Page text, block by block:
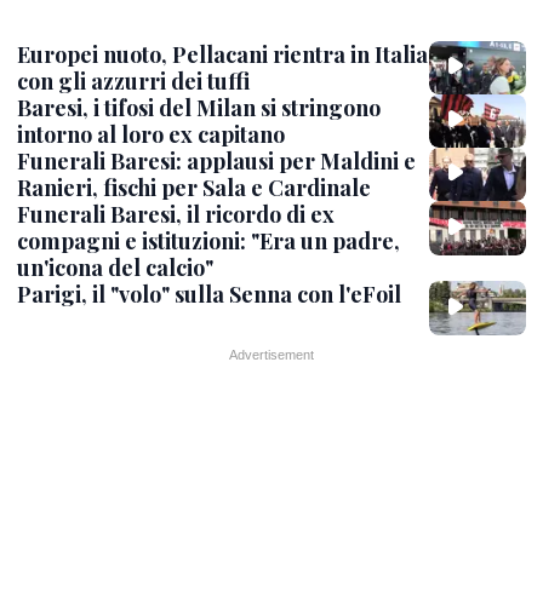
Europei nuoto, Pellacani rientra in Italia
con gli azzurri dei tuffi
Baresi, i tifosi del Milan si stringono
intorno al loro ex capitano
Funerali Baresi: applausi per Maldini e
Ranieri, fischi per Sala e Cardinale
Funerali Baresi, il ricordo di ex
compagni e istituzioni: "Era un padre,
un'icona del calcio"
Parigi, il "volo" sulla Senna con l'eFoil